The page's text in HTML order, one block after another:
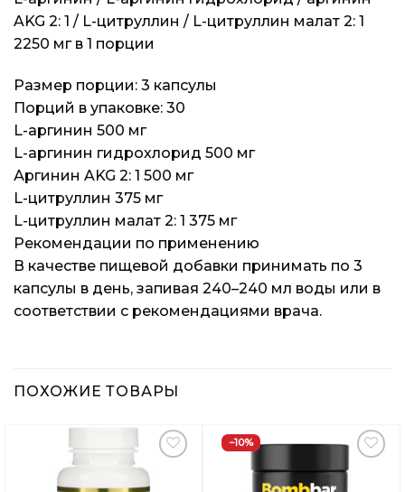
AKG 2: 1 / L-цитруллин / L-цитруллин малат 2: 1
2250 мг в 1 порции
Размер порции: 3 капсулы
Порций в упаковке: 30
L-аргинин 500 мг
L-аргинин гидрохлорид 500 мг
Аргинин AKG 2: 1 500 мг
L-цитруллин 375 мг
L-цитруллин малат 2: 1 375 мг
Рекомендации по применению
В качестве пищевой добавки принимать по 3
капсулы в день, запивая 240–240 мл воды или в
соответствии с рекомендациями врача.
ПОХОЖИЕ ТОВАРЫ
Добавить
−10%
Добавить